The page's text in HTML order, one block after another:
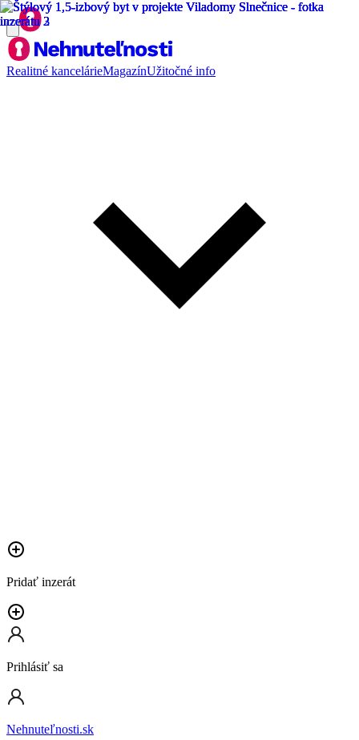
Realitné kancelárieMagazínUžitočné info
Pridať inzerát
Prihlásiť sa
Nehnuteľnosti.sk